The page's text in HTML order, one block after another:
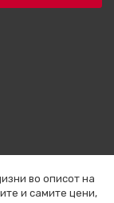
во описот на
и самите цени,